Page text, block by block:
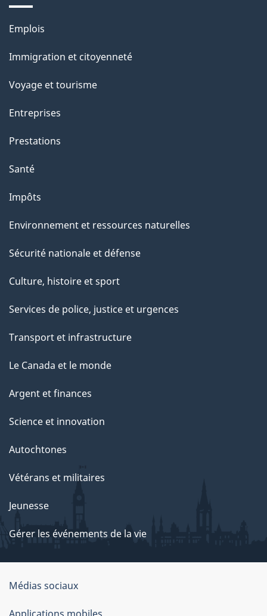
e
l
a
p
a
g
e
Thèmes
sujets
Emplois
Immigration et citoyenneté
Voyage et tourisme
Entreprises
Prestations
Santé
Impôts
Environnement et ressources naturelles
Sécurité nationale et défense
Culture, histoire et sport
Services de police, justice et urgences
Transport et infrastructure
Le Canada et le monde
Argent et finances
Science et innovation
Autochtones
Vétérans et militaires
Jeunesse
Gérer les événements de la vie
Organisation
du
Médias sociaux